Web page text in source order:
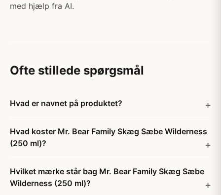
med hjælp fra AI.
Ofte stillede spørgsmål
Hvad er navnet på produktet?
Hvad koster Mr. Bear Family Skæg Sæbe Wilderness
(250 ml)?
Hvilket mærke står bag Mr. Bear Family Skæg Sæbe
Wilderness (250 ml)?